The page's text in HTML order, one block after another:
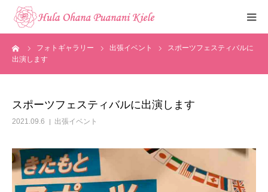
フォトギャラリー 出張イベント
スポーツフェスティバルに
出演します
スポーツフェスティバルに出演します
2021.09.6 出張イベント
トップ
クラスのご紹介
メディア掲載
フォトギャラリー